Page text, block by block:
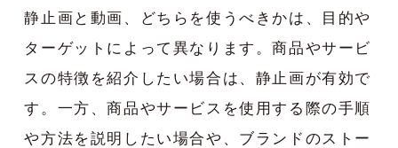
静止画と動画、どちらを使うべきかは、目的や
ターゲットによって異なります。商品やサービ
スの特徴を紹介したい場合は、静止画が有効で
す。一方、商品やサービスを使用する際の手順
や方法を説明したい場合や、ブランドのストー